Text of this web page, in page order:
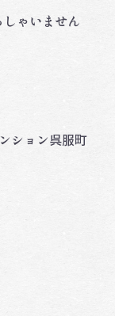
ゃいません
ション呉服町